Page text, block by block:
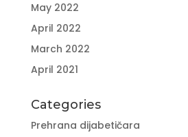
May 2022
April 2022
March 2022
April 2021
Categories
Prehrana dijabetičara